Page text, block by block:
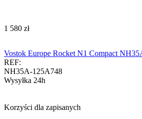
‍1 580‍ zł
Vostok Europe Rocket N1 Compact
REF:
NH35A-125A748
Wysyłka 24h
Korzyści dla zapisanych